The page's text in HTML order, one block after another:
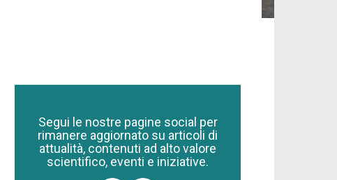
Segui le nostre pagine social per
rimanere aggiornato su articoli di
attualità, contenuti ad alto valore
scientifico, eventi e iniziative.